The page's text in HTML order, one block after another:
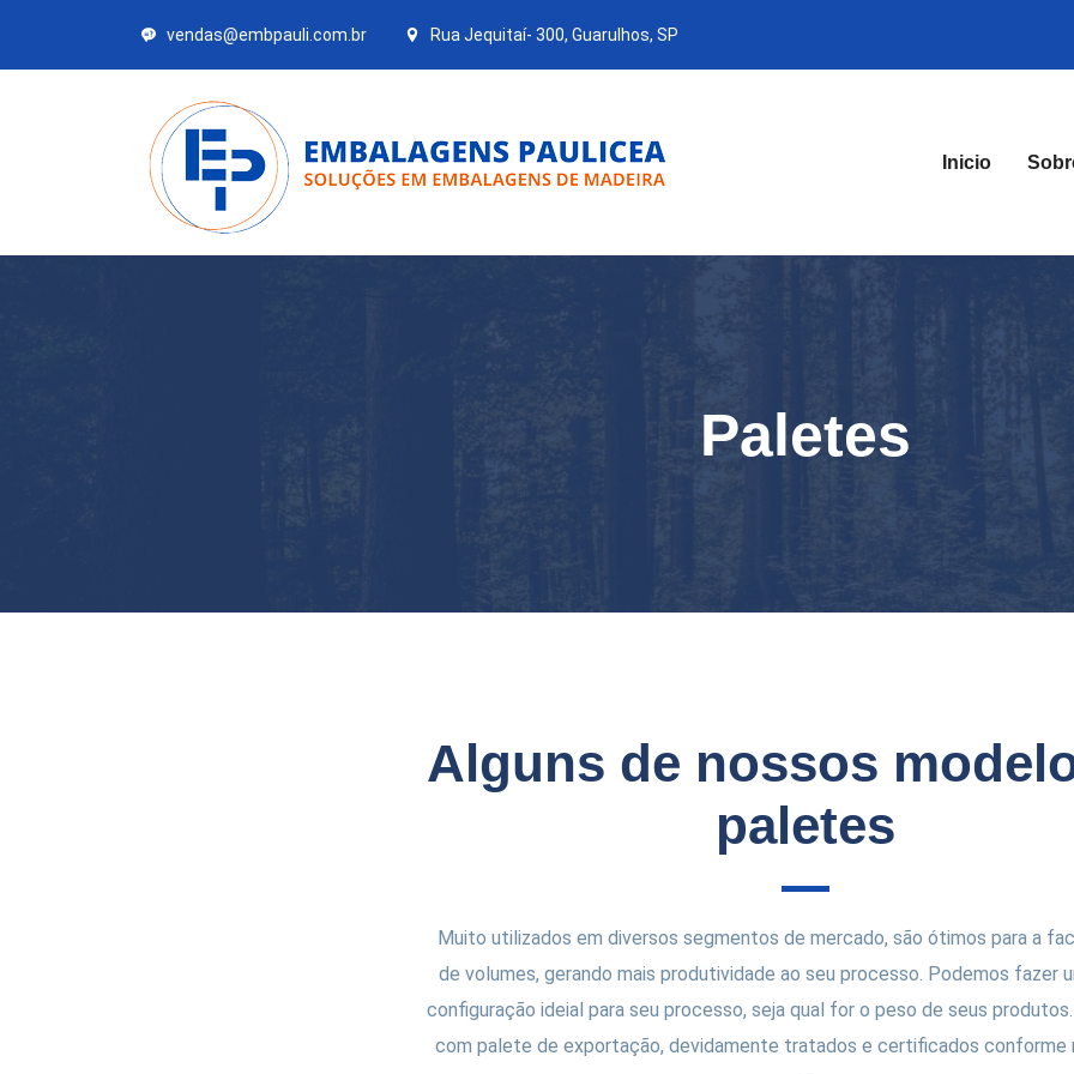
vendas@embpauli.com.br Rua Jequitaí- 300, Guarulhos, SP
Inicio
Paletes
Alguns de nossos
paletes
Muito utilizados em diversos segmentos de mercado, são ótimos para a
de volumes, gerando mais produtividade ao seu processo. Podemos fazer
configuração ideial para seu processo, seja qual for o peso de seus
com palete de exportação, devidamente tratados e certificados conforme